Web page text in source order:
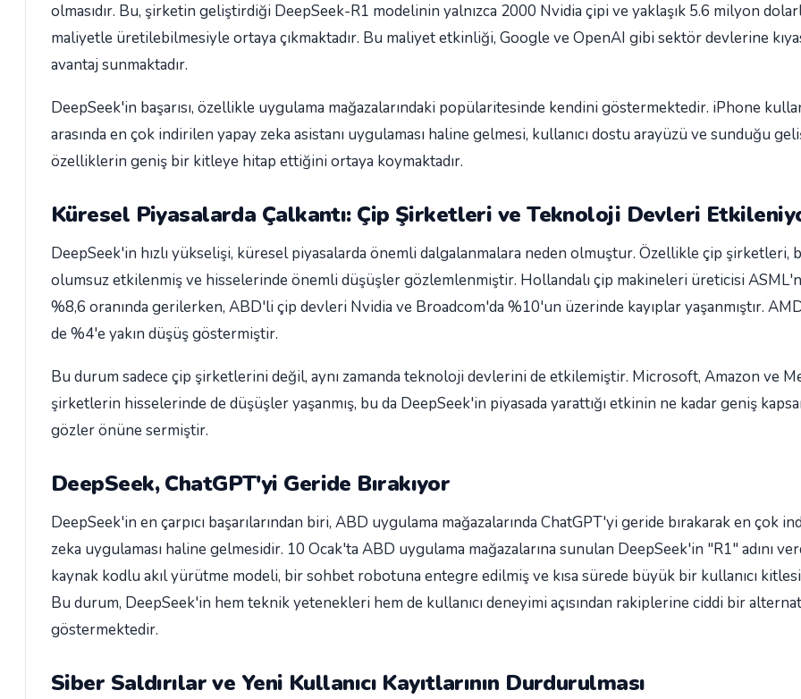
olmasıdır. Bu, şirketin geliştirdiği DeepSeek-R1 modelinin yalnızca 2000 Nvidia çipi ve yaklaşık 5.6 milyon
maliyetle üretilebilmesiyle ortaya çıkmaktadır. Bu maliyet etkinliği, Google ve OpenAI gibi sektör devlerine
avantaj sunmaktadır.
DeepSeek'in başarısı, özellikle uygulama mağazalarındaki popülaritesinde kendini göstermektedir. iPhone
arasında en çok indirilen yapay zeka asistanı uygulaması haline gelmesi, kullanıcı dostu arayüzü ve sunduğu
özelliklerin geniş bir kitleye hitap ettiğini ortaya koymaktadır.
Küresel Piyasalarda Çalkantı: Çip Şirketleri ve Teknoloji Devleri
DeepSeek'in hızlı yükselişi, küresel piyasalarda önemli dalgalanmalara neden olmuştur. Özellikle çip şirketleri,
olumsuz etkilenmiş ve hisselerinde önemli düşüşler gözlemlenmiştir. Hollandalı çip makineleri üreticisi
%8,6 oranında gerilerken, ABD'li çip devleri Nvidia ve Broadcom'da %10'un üzerinde kayıplar yaşanmıştır.
de %4'e yakın düşüş göstermiştir.
Bu durum sadece çip şirketlerini değil, aynı zamanda teknoloji devlerini de etkilemiştir. Microsoft, Amazon ve
şirketlerin hisselerinde de düşüşler yaşanmış, bu da DeepSeek'in piyasada yarattığı etkinin ne kadar geniş
gözler önüne sermiştir.
DeepSeek, ChatGPT'yi Geride Bırakıyor
DeepSeek'in en çarpıcı başarılarından biri, ABD uygulama mağazalarında ChatGPT'yi geride bırakarak en çok
zeka uygulaması haline gelmesidir. 10 Ocak'ta ABD uygulama mağazalarına sunulan DeepSeek'in "R1" adını
kaynak kodlu akıl yürütme modeli, bir sohbet robotuna entegre edilmiş ve kısa sürede büyük bir kullanıcı
Bu durum, DeepSeek'in hem teknik yetenekleri hem de kullanıcı deneyimi açısından rakiplerine ciddi bir
göstermektedir.
Siber Saldırılar ve Yeni Kullanıcı Kayıtlarının Durdurulması